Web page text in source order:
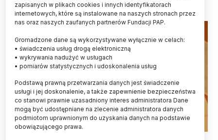
zapisanych w plikach cookies i innych identyfikatorach
internetowych, które są instalowane na naszych stronach przez
nas oraz naszych zaufanych partnerów Fundacji PAP.
Gromadzone dane są wykorzystywane wyłącznie w celach:
• świadczenia usług drogą elektroniczną
• wykrywania nadużyć w usługach
• pomiarów statystycznych i udoskonalenia usług
Podstawą prawną przetwarzania danych jest świadczenie
usługi i jej doskonalenie, a także zapewnienie bezpieczeństwa
co stanowi prawnie uzasadniony interes administratora Dane
mogą być udostępniane na zlecenie administratora danych
podmiotom uprawnionym do uzyskania danych na podstawie
obowiązującego prawa.